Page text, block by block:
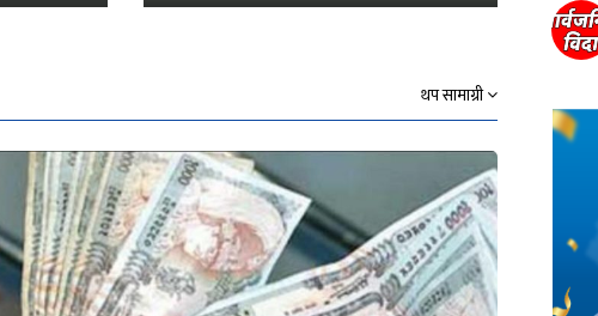
थप सामाग्री